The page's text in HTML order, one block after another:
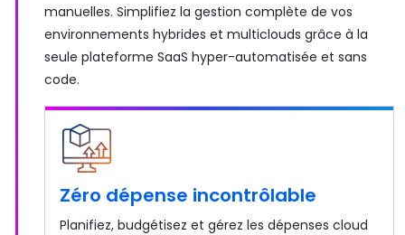
manuelles. Simplifiez la gestion complète de vos
environnements hybrides et multiclouds grâce à la
seule plateforme SaaS hyper-automatisée et sans
code.
Zéro dépense incontrôlable
Planifiez, budgétisez et gérez les dépenses cloud